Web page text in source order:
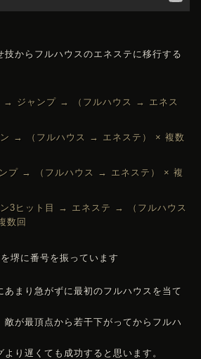
技からフルハウスのエネステに移行する
→ ジャンプ → （フルハウス → エネス
ン → （フルハウス → エネステ） × 複数
プ → （フルハウス → エネステ） × 複
3ヒット目 → エネステ → （フルハウス
数回
堺に番号を振っています
あまり急がずに最初のフルハウスを当て
敵が最頂点から若干下がってからフルハ
り遅くても成功すると思います。